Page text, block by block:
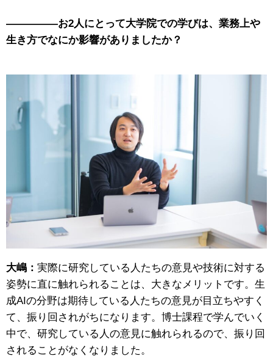
—————お2人にとって大学院での学びは、業務上や
生き方でなにか影響がありましたか？
大嶋： 実際に研究している人たちの意見や技術に対する
姿勢に直に触れられることは、大きなメリットです。生
成AIの分野は期待している人たちの意見が目立ちやすく
て、振り回されがちになります。博士課程で学んでいく
中で、研究している人の意見に触れられるので、振り回
されることがなくなりました。